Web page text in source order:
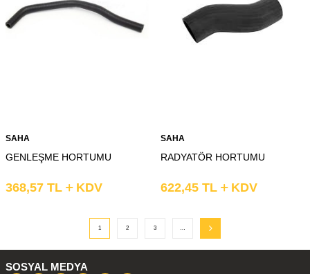
SAHA
GENLEŞME HORTUMU
368,57 TL KDV
SAHA
RADYATÖR HORTUMU
622,45 TL KDV
1 2 3 …
SOSYAL MEDYA